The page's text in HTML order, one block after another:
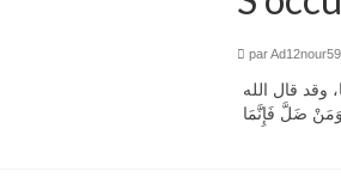
par
وقد قال الله